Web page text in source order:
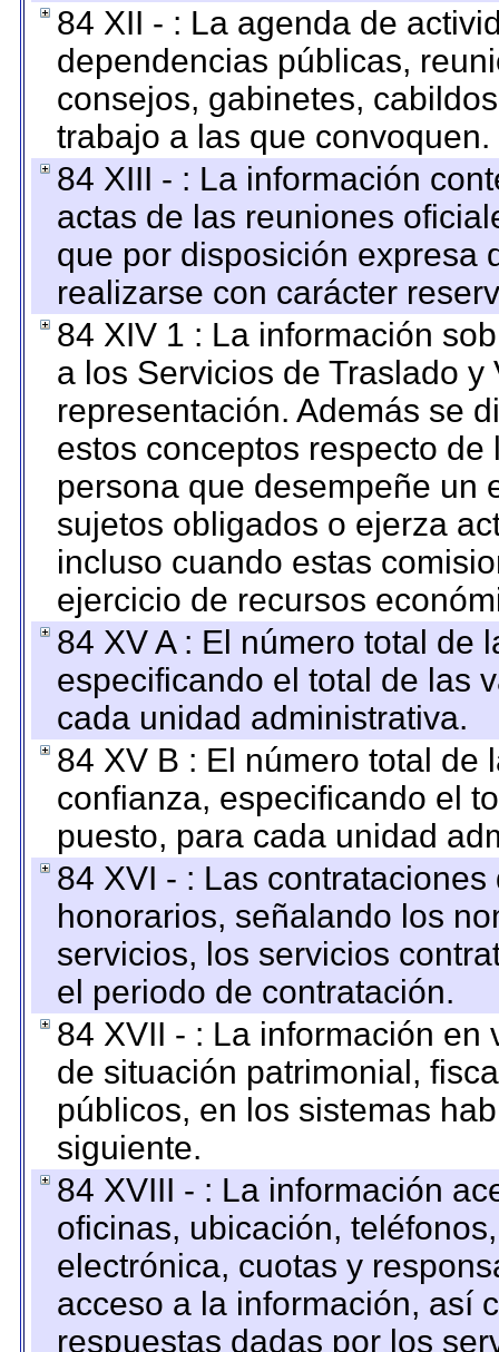
84 XII - : La agenda de
dependencias públicas,
consejos, gabinetes,
trabajo a las que convoquen.
84 XIII - : La información
actas de las reuniones
que por disposición expresa
realizarse con carácter
84 XIV 1 : La información
a los Servicios de Traslado
representación. Además se
estos conceptos respecto
persona que desempeñe un
sujetos obligados o ejerza
incluso cuando estas
ejercicio de recursos
84 XV A : El número total de
especificando el total de las
cada unidad administrativa.
84 XV B : El número total de
confianza, especificando el
puesto, para cada unidad
84 XVI - : Las
honorarios, señalando los
servicios, los servicios
el periodo de contratación.
84 XVII - : La información
de situación patrimonial,
públicos, en los sistemas
siguiente.
84 XVIII - : La información
oficinas, ubicación,
electrónica, cuotas y
acceso a la información, así
respuestas dadas por los